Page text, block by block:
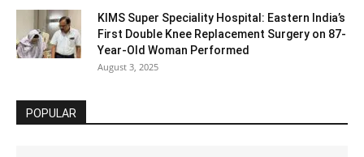
KIMS Super Speciality Hospital: Eastern India’s
First Double Knee Replacement Surgery on 87-
Year-Old Woman Performed
August 3, 2025
POPULAR